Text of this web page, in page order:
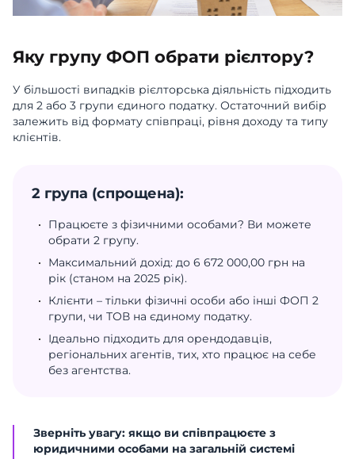
Яку групу ФОП обрати рієлтору?
У більшості випадків рієлторська діяльність підходить
для 2 або 3 групи єдиного податку. Остаточний вибір
залежить від формату співпраці, рівня доходу та типу
клієнтів.
2 група (спрощена):
Працюєте з фізичними особами? Ви можете
обрати 2 групу.
Максимальний дохід: до 6 672 000,00 грн на
рік (станом на 2025 рік).
Клієнти – тільки фізичні особи або інші ФОП 2
групи, чи ТОВ на єдиному податку.
Ідеально підходить для орендодавців,
регіональних агентів, тих, хто працює на себе
без агентства.
Зверніть увагу: якщо ви співпрацюєте з
юридичними особами на загальній системі